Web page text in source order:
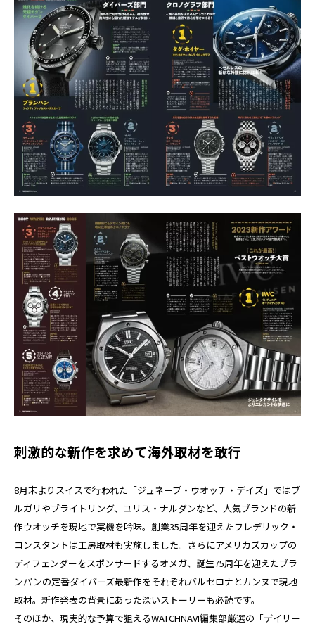
刺激的な新作を求めて海外取材を敢行
8月末よりスイスで行われた「ジュネーブ・ウオッチ・デイズ」ではブ
ルガリやブライトリング、ユリス・ナルダンなど、人気ブランドの新
作ウオッチを現地で実機を吟味。創業35周年を迎えたフレデリック・
コンスタントは工房取材も実施しました。さらにアメリカズカップの
ディフェンダーをスポンサードするオメガ、誕生75周年を迎えたブラ
ンパンの定番ダイバーズ最新作をそれぞれバルセロナとカンヌで現地
取材。新作発表の背景にあった深いストーリーも必読です。
そのほか、現実的な予算で狙えるWATCHNAVI編集部厳選の「デイリー